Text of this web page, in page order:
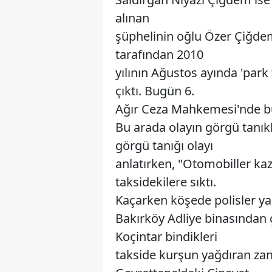
alınan
şüphelinin oğlu Özer
tarafından 2010
yılının Ağustos ayında
çıktı. Bugün 6.
Ağır Ceza Mahkemesi'nde
Bu arada olayın görgü
görgü tanığı olayı
anlatırken, "Otomobiller
taksidekilere sıktı.
Kaçarken köşede polisler
Bakırköy Adliye
Koçintar bindikleri
takside kurşun yağdıran